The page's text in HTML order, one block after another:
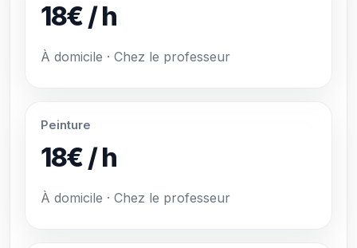
18€ / h
À domicile · Chez le professeur
Peinture
18€ / h
À domicile · Chez le professeur